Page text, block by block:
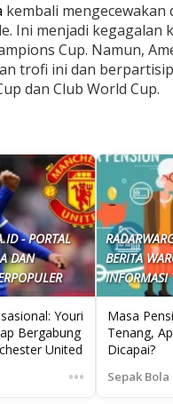
kembali
Ini menjadi kegagalan
Cup. Namun,
trofi ini dan
dan Club World Cup.
- PORTAL
DAN
Youri
Bergabung
United
•••
BERITA
INFORMASI
Masa
Tenang,
Dicapai?
Sepak Bola